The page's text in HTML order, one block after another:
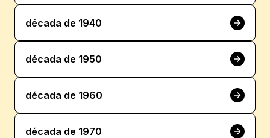
década de 1940
década de 1950
década de 1960
década de 1970